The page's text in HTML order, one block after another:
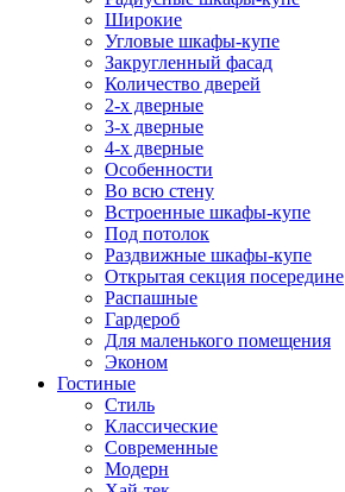
Широкие
Угловые шкафы-купе
Закругленный фасад
Количество дверей
2-х дверные
3-х дверные
4-х дверные
Особенности
Во всю стену
Встроенные шкафы-купе
Под потолок
Раздвижные шкафы-купе
Открытая секция посередине
Распашные
Гардероб
Для маленького помещения
Эконом
Гостиные
Стиль
Классические
Современные
Модерн